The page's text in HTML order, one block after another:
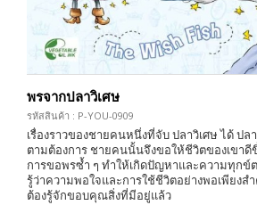
พรจากปลาวิเศษ
รหัสสินค้า : P-YOU-0909
เรื่องราวของชายคนหนึ่งที่จับ ปลาวิเศษ ได้ ป
ตามต้องการ ชายคนนั้นจึงขอให้ชีวิตของเขา
การขอพรซ้ำ ๆ ทำให้เกิดปัญหาและความทุกข์
รู้ว่าความพอใจและการใช้ชีวิตอย่างพอเพียง
ต้องรู้จักขอบคุณสิ่งที่มีอยู่แล้ว